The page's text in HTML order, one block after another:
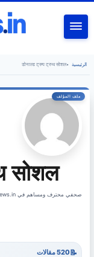
الرئيسية •
डोनाल्ड ट्रम्प ट्रुथ सोशल
सोशल
صحفي محترف ومساهم في israelnews.in، يغطي الأخبار العاجلة والتحليلات المتعمقة للشؤون الإسرائيلية.
520 مقالات